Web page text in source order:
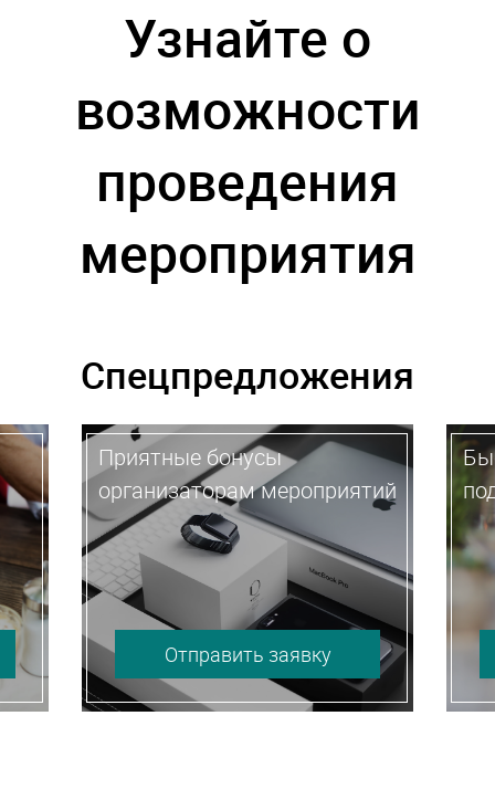
Узнайте о
возможности
проведения
мероприятия
Спецпредложения
Приятные бонусы
организаторам мероприятий
Отправить заявку